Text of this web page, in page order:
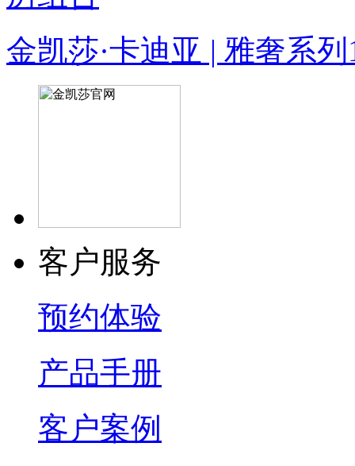
金凯莎·卡迪亚 | 雅奢系
客户服务
预约体验
产品手册
客户案例